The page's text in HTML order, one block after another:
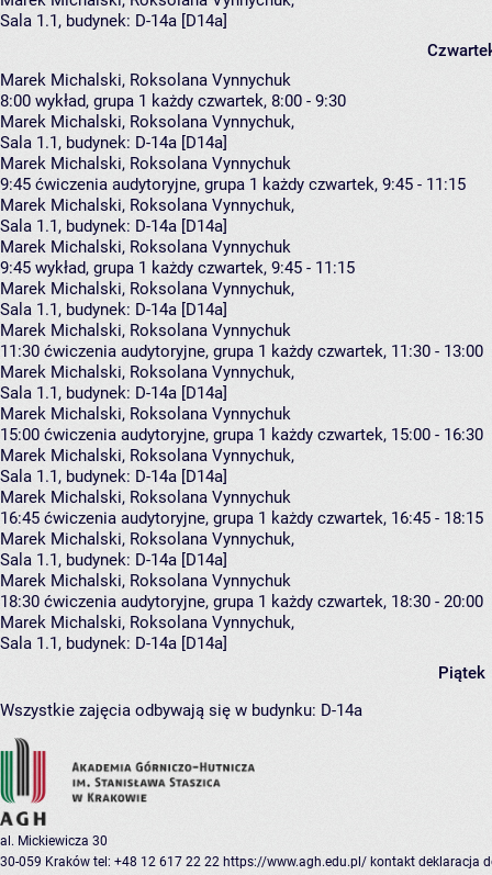
Sala 1.1, budynek: D-14a [D14a]
Marek Michalski, Roksolana Vynnychuk
8:00 wykład, grupa 1 każdy czwartek, 8:00 - 9:30
Marek Michalski, Roksolana Vynnychuk,
Sala 1.1, budynek: D-14a [D14a]
Marek Michalski, Roksolana Vynnychuk
9:45 ćwiczenia audytoryjne, grupa 1 każdy czwartek, 9:45 - 11:15
Marek Michalski, Roksolana Vynnychuk,
Sala 1.1, budynek: D-14a [D14a]
Marek Michalski, Roksolana Vynnychuk
9:45 wykład, grupa 1 każdy czwartek, 9:45 - 11:15
Marek Michalski, Roksolana Vynnychuk,
Sala 1.1, budynek: D-14a [D14a]
Marek Michalski, Roksolana Vynnychuk
11:30 ćwiczenia audytoryjne, grupa 1 każdy czwartek, 11:30 - 13:00
Marek Michalski, Roksolana Vynnychuk,
Sala 1.1, budynek: D-14a [D14a]
Marek Michalski, Roksolana Vynnychuk
15:00 ćwiczenia audytoryjne, grupa 1 każdy czwartek, 15:00 - 16:30
Marek Michalski, Roksolana Vynnychuk,
Sala 1.1, budynek: D-14a [D14a]
Marek Michalski, Roksolana Vynnychuk
16:45 ćwiczenia audytoryjne, grupa 1 każdy czwartek, 16:45 - 18:15
Marek Michalski, Roksolana Vynnychuk,
Sala 1.1, budynek: D-14a [D14a]
Marek Michalski, Roksolana Vynnychuk
18:30 ćwiczenia audytoryjne, grupa 1 każdy czwartek, 18:30 - 20:00
Marek Michalski, Roksolana Vynnychuk,
Sala 1.1, budynek: D-14a [D14a]
Piątek
Wszystkie zajęcia odbywają się w budynku: D-14a
al. Mickiewicza 30
30-059 Kraków tel: +48 12 617 22 22 https://www.agh.edu.pl/ kontakt deklaracja